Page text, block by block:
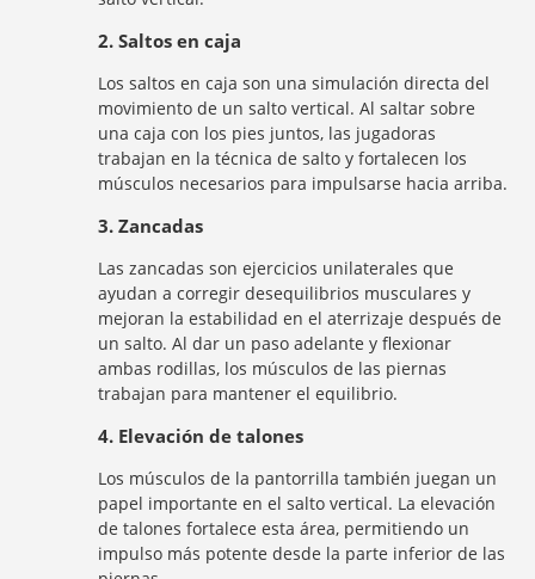
2. Saltos en caja
Los saltos en caja son una simulación directa del
movimiento de un salto vertical. Al saltar sobre
una caja con los pies juntos, las jugadoras
trabajan en la técnica de salto y fortalecen los
músculos necesarios para impulsarse hacia arriba.
3. Zancadas
Las zancadas son ejercicios unilaterales que
ayudan a corregir desequilibrios musculares y
mejoran la estabilidad en el aterrizaje después de
un salto. Al dar un paso adelante y flexionar
ambas rodillas, los músculos de las piernas
trabajan para mantener el equilibrio.
4. Elevación de talones
Los músculos de la pantorrilla también juegan un
papel importante en el salto vertical. La elevación
de talones fortalece esta área, permitiendo un
impulso más potente desde la parte inferior de las